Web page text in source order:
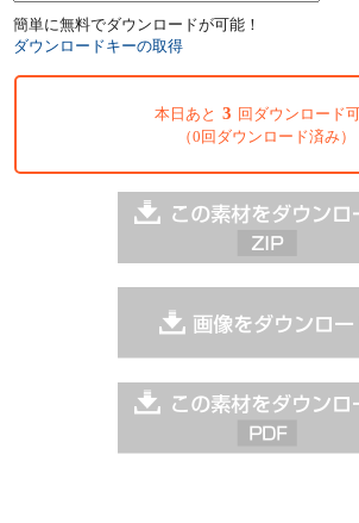
簡単に無料でダウンロードが可能！
ダウンロードキーの取得
本日あと 3 回ダウンロード
（0回ダウンロード済み）